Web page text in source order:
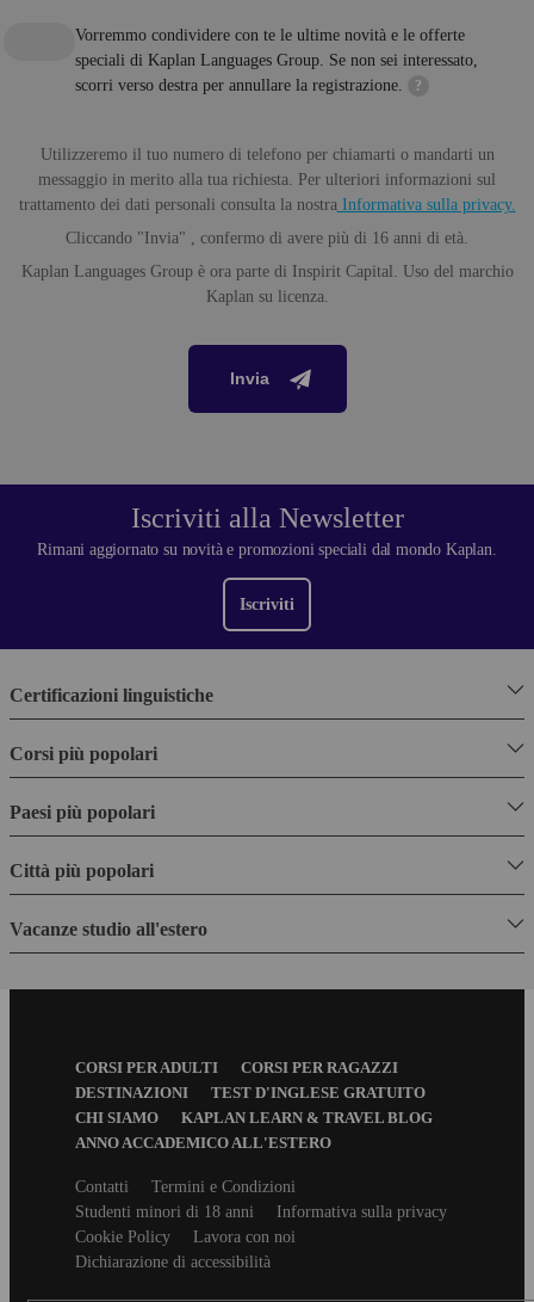
Vorremmo condividere con te le ultime novità e le offerte
speciali di Kaplan Languages Group. Se non sei interessato,
scorri verso destra per annullare la registrazione.
?
Utilizzeremo il tuo numero di telefono per chiamarti o mandarti un
messaggio in merito alla tua richiesta. Per ulteriori informazioni sul
trattamento dei dati personali consulta la nostra Informativa sulla privacy.
Cliccando "Invia" , confermo di avere più di 16 anni di età.
Kaplan Languages Group è ora parte di Inspirit Capital. Uso del marchio
Kaplan su licenza.
Invia
Iscriviti alla Newsletter
Rimani aggiornato su novità e promozioni speciali dal mondo Kaplan.
Iscriviti
Certificazioni linguistiche
Corsi più popolari
Paesi più popolari
Città più popolari
Vacanze studio all'estero
FooterCORSI PER ADULTI
CORSI PER RAGAZZI
DESTINAZIONI
TEST D'INGLESE GRATUITO
CHI SIAMO
KAPLAN LEARN & TRAVEL BLOG
ANNO ACCADEMICO ALL'ESTERO
Secondary
Contatti
Termini e Condizioni
Studenti minori di 18 anni
Informativa sulla privacy
Cookie Policy
Lavora con noi
Dichiarazione di accessibilità